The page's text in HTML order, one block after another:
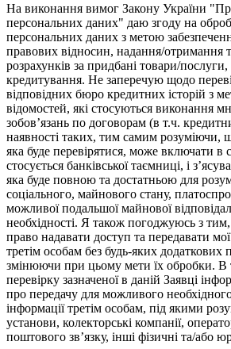
На виконання вимог Закону України
персональних даних" даю згоду на
персональних даних з метою
правових відносин, надання/отримання
розрахунків за придбані товари/
кредитування. Не заперечую щодо
відповідних бюро кредитних історій з
відомостей, які стосуються виконання
зобов’язань по договорам (в т.ч.
наявності таких, тим самим розуміючи,
яка буде перевірятися, може включати в
стосується банківської таємниці, і
яка буде повною та достатньою для
соціального, майнового стану,
можливої подальшої майнової
необхідності. Я також погоджуюсь з
право надавати доступ та передавати
третім особам без будь-яких додаткових
змінюючи при цьому мети їх обробки. В
перевірку зазначеної в даній Заявці
про передачу для можливого
інформації третім особам, під якими
установи, колекторські компанії,
поштового зв’язку, інші фізичні та/або